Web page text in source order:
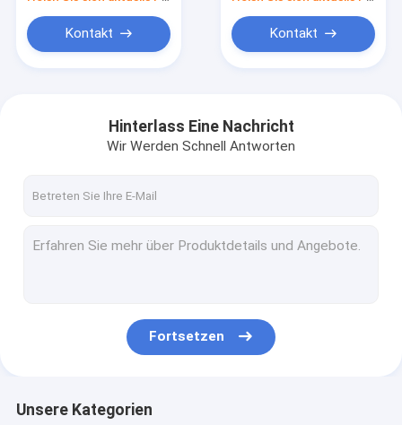
Kontakt Kontakt
Hinterlass Eine Nachricht
Wir Werden Schnell Antworten
Fortsetzen
Unsere Kategorien